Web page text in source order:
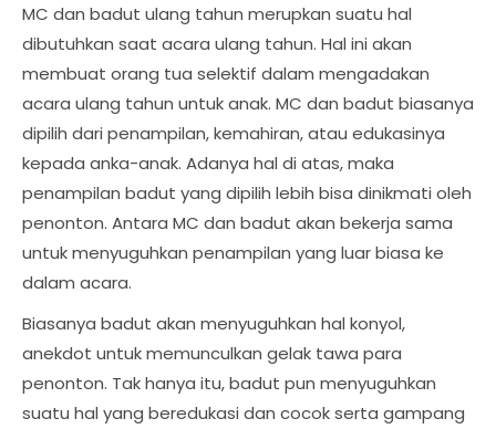
MC dan badut ulang tahun merupkan suatu hal
dibutuhkan saat acara ulang tahun. Hal ini akan
membuat orang tua selektif dalam mengadakan
acara ulang tahun untuk anak. MC dan badut biasanya
dipilih dari penampilan, kemahiran, atau edukasinya
kepada anka-anak. Adanya hal di atas, maka
penampilan badut yang dipilih lebih bisa dinikmati oleh
penonton. Antara MC dan badut akan bekerja sama
untuk menyuguhkan penampilan yang luar biasa ke
dalam acara.
Biasanya badut akan menyuguhkan hal konyol,
anekdot untuk memunculkan gelak tawa para
penonton. Tak hanya itu, badut pun menyuguhkan
suatu hal yang beredukasi dan cocok serta gampang